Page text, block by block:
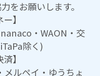
をお願いします。
】
・WAON・交
除く)
】
メルペイ・ゆうちょ